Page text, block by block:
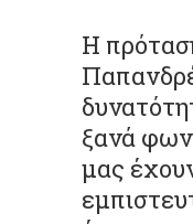
Η
ξανά
μας